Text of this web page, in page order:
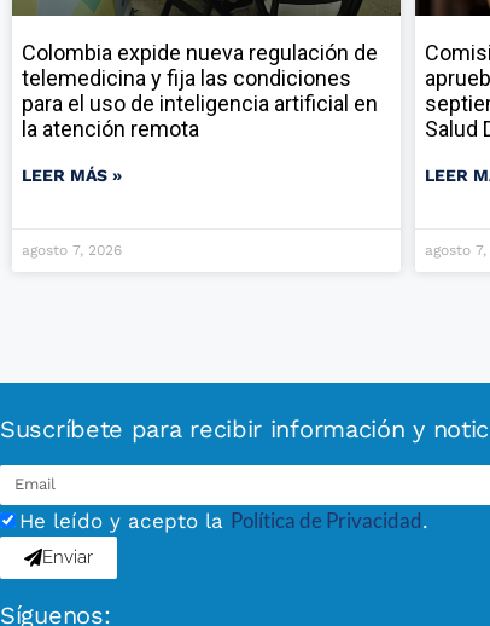
Colombia expide nueva regulación de
telemedicina y fija las condiciones
para el uso de inteligencia artificial en
la atención remota
LEER MÁS »
agosto 7, 2026
Salud
LEER
agosto
Suscríbete para recibir información y
He leído y acepto la Política de Privacidad.
Enviar
Síguenos: